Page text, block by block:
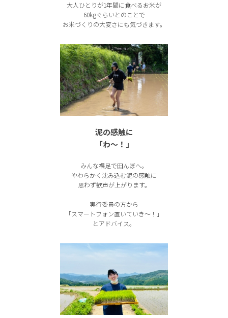
大人ひとりが1年間に食べるお米が
60kgぐらいとのことで
お米づくりの大変さにも気づきます。
泥の感触に
「わ〜！」
みんな裸足で田んぼへ。
やわらかく沈み込む泥の感触に
思わず歓声が上がります。
実行委員の方から
「スマートフォン置いていき〜！」
とアドバイス。